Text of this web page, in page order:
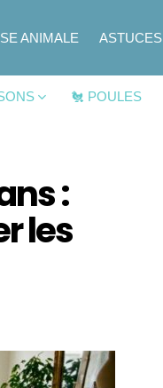
ANIMALE ASTUCES
🐔 POULES
:
les